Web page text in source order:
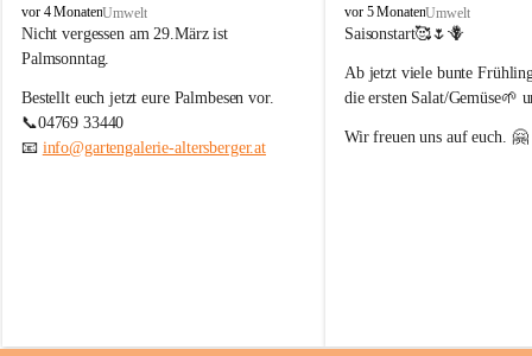
G
a
r
e
n
G
vor 4 MonatenUmwelt
Nicht vergessen am 29.März ist
Palmsonntag.
Bestellt euch jetzt eure Palmbesen vor.
📞04769 33440
📧 info@gartengalerie-altersberger.at
G
a
t
e
G
vor 5 MonatenUmwelt
Saisonstart🥰🌷🪻
Ab jetzt viele bunte
die ersten Salat/Gemüse🌱
Wir freuen uns auf euch. 🤗